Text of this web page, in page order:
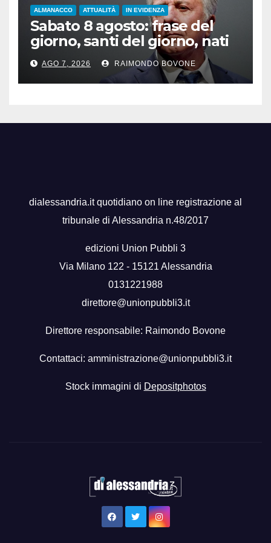
ALMANACCO ATTUALITÀ IN EVIDENZA
Sabato 8 agosto: frase del
giorno, santi del giorno, nati
famosi, accadde oggi
AGO 7, 2026 RAIMONDO BOVONE
dialessandria.it quotidiano on line registrazione al
tribunale di Alessandria n.48/2017
edizioni Union Pubbli 3
Via Milano 122 - 15121 Alessandria
0131221988
direttore@unionpubbli3.it
Direttore responsabile: Raimondo Bovone
Contattaci: amministrazione@unionpubbli3.it
Stock immagini di Depositphotos